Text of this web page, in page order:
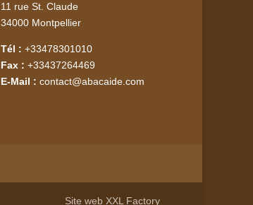
11 rue St. Claude
34000 Montpellier
Tél : +33478301010
Fax :+33437264469
E-Mail : contact@abacaide.com
Site web XXL Factory